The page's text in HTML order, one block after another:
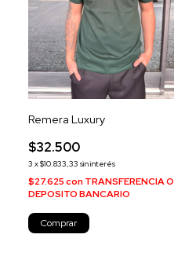
Remera Luxury
$32.500
3 x$10.833,33 sin interés
$27.625conTRANSFERENCIA O
DEPOSITO BANCARIO
Comprar